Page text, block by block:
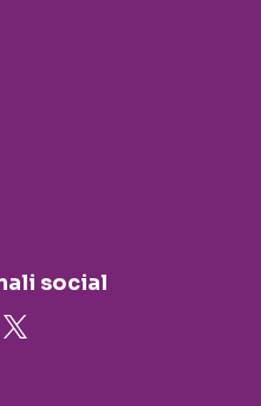
social